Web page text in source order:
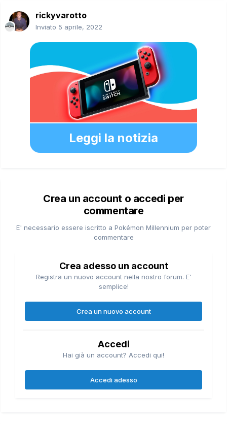
rickyvarotto
Inviato 5 aprile, 2022
Leggi la notizia
Crea un account o accedi per
commentare
E' necessario essere iscritto a Pokémon Millennium per poter
commentare
Crea adesso un account
Registra un nuovo account nella nostro forum. E'
semplice!
Crea un nuovo account
Accedi
Hai già un account? Accedi qui!
Accedi adesso